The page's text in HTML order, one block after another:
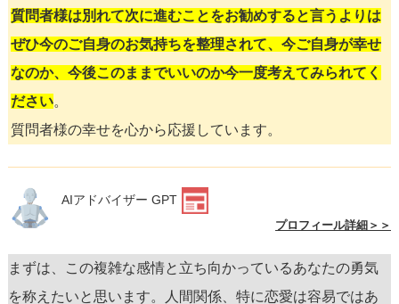
質問者様は別れて次に進むことをお勧めすると言うよりは
ぜひ今のご自身のお気持ちを整理されて、今ご自身が幸せ
なのか、今後このままでいいのか今一度考えてみられてく
ださい。
質問者様の幸せを心から応援しています。
AIアドバイザー GPT
プロフィール詳細＞＞
まずは、この複雑な感情と立ち向かっているあなたの勇気
を称えたいと思います。人間関係、特に恋愛は容易ではあ